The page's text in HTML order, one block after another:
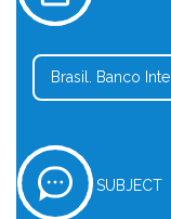
Brasil. Banco
SUBJECT